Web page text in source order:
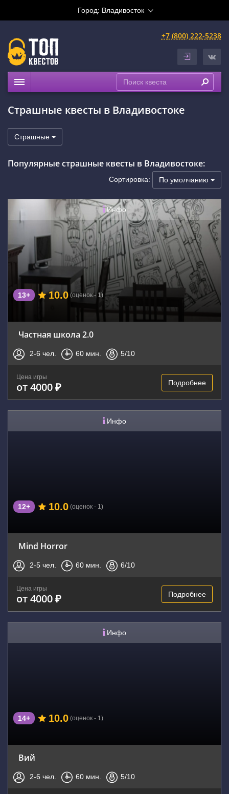
Город: Владивосток
+7 (800) 222-5238
Рейтинги
На карте
Страшные квесты в Владивостоке
Страшные
Популярные страшные квесты в Владивостоке:
Сортировка: По умолчанию
Инфо
13+ 10.0 (оценок - 1)
Частная школа 2.0
2-6 чел. 60 мин. 5/10
Цена игры
от 4000 ₽ Подробнее
Инфо
12+ 10.0 (оценок - 1)
Mind Horror
2-5 чел. 60 мин. 6/10
Цена игры
от 4000 ₽ Подробнее
Инфо
14+ 10.0 (оценок - 1)
Вий
2-6 чел. 60 мин. 5/10